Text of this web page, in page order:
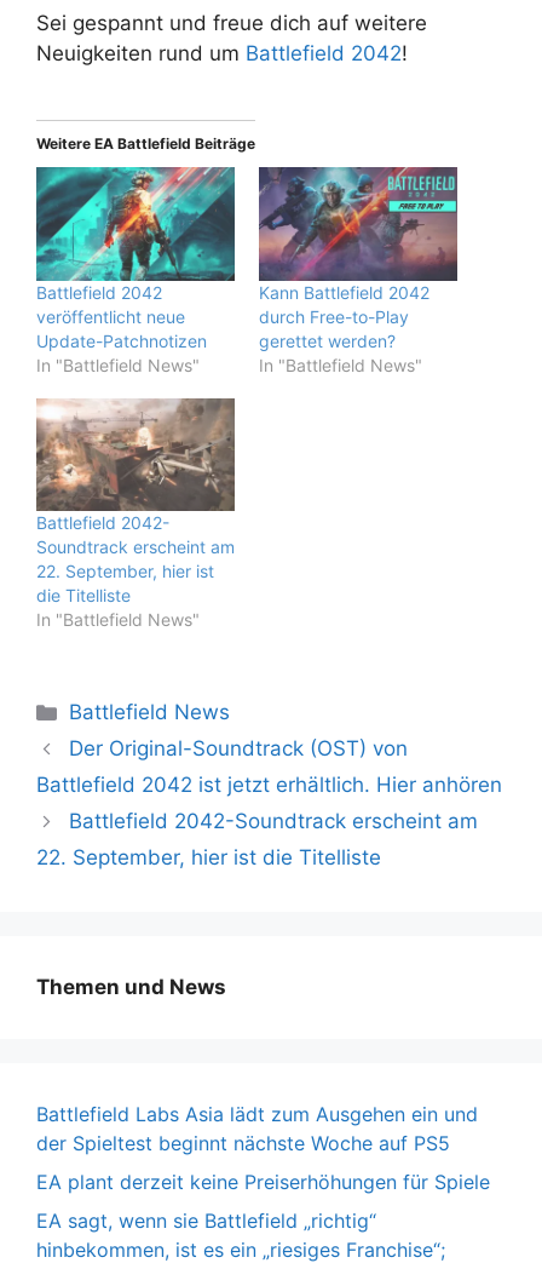
Sei gespannt und freue dich auf weitere
Neuigkeiten rund um Battlefield 2042!
Weitere EA Battlefield Beiträge
Battlefield 2042
veröffentlicht neue
Update-Patchnotizen
In "Battlefield News"
Kann Battlefield 2042
durch Free-to-Play
gerettet werden?
In "Battlefield News"
Battlefield 2042-
Soundtrack erscheint am
22. September, hier ist
die Titelliste
In "Battlefield News"
Kategorien
Battlefield News
Der Original-Soundtrack (OST) von
Battlefield 2042 ist jetzt erhältlich. Hier anhören
Battlefield 2042-Soundtrack erscheint am
22. September, hier ist die Titelliste
Themen und News
Battlefield Labs Asia lädt zum Ausgehen ein und
der Spieltest beginnt nächste Woche auf PS5
EA plant derzeit keine Preiserhöhungen für Spiele
EA sagt, wenn sie Battlefield „richtig“
hinbekommen, ist es ein „riesiges Franchise“;